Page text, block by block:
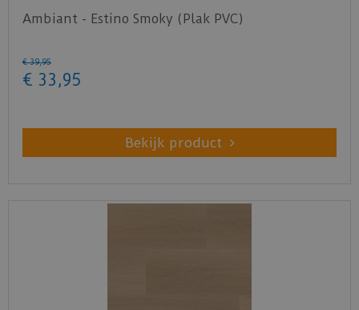
Ambiant - Estino Smoky (Plak PVC)
€ 39,95
€ 33 ,95
Bekijk product